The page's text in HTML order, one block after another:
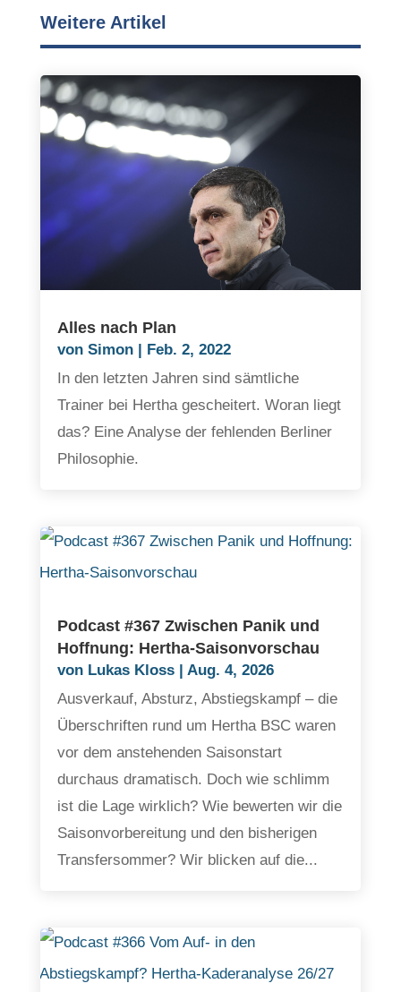
Weitere Artikel
Alles nach Plan
von Simon| Feb. 2, 2022
In den letzten Jahren sind sämtliche
Trainer bei Hertha gescheitert. Woran liegt
das? Eine Analyse der fehlenden Berliner
Philosophie.
Podcast #367 Zwischen Panik und
Hoffnung: Hertha-Saisonvorschau
von Lukas Kloss| Aug. 4, 2026
Ausverkauf, Absturz, Abstiegskampf – die
Überschriften rund um Hertha BSC waren
vor dem anstehenden Saisonstart
durchaus dramatisch. Doch wie schlimm
ist die Lage wirklich? Wie bewerten wir die
Saisonvorbereitung und den bisherigen
Transfersommer? Wir blicken auf die...